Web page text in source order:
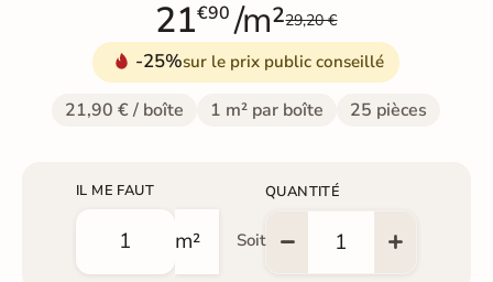
21€90 /m²29,20 €
-25%sur le prix public conseillé
21,90 € / boîte 1 m² par boîte 25 pièces
IL ME FAUT
m² Soit
QUANTITÉ